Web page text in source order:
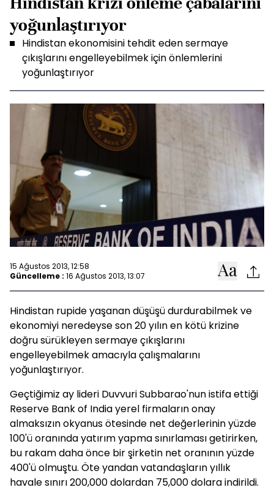
yoğunlaştırıyor
Hindistan ekonomisini tehdit eden sermaye
çıkışlarını engelleyebilmek için önlemlerini
yoğunlaştırıyor
15 Ağustos 2013, 12:58
Güncelleme : 16 Ağustos 2013, 13:07
Hindistan rupide yaşanan düşüşü durdurabilmek ve
ekonomiyi neredeyse son 20 yılın en kötü krizine
doğru sürükleyen sermaye çıkışlarını
engelleyebilmek amacıyla çalışmalarını
yoğunlaştırıyor.
Geçtiğimiz ay lideri Duvvuri Subbarao'nun istifa ettiği
Reserve Bank of India yerel firmaların onay
almaksızın okyanus ötesinde net değerlerinin yüzde
100'ü oranında yatırım yapma sınırlaması getirirken,
bu rakam daha önce bir şirketin net oranının yüzde
400'ü olmuştu. Öte yandan vatandaşların yıllık
havale sınırı 200,000 dolardan 75,000 dolara indirildi.